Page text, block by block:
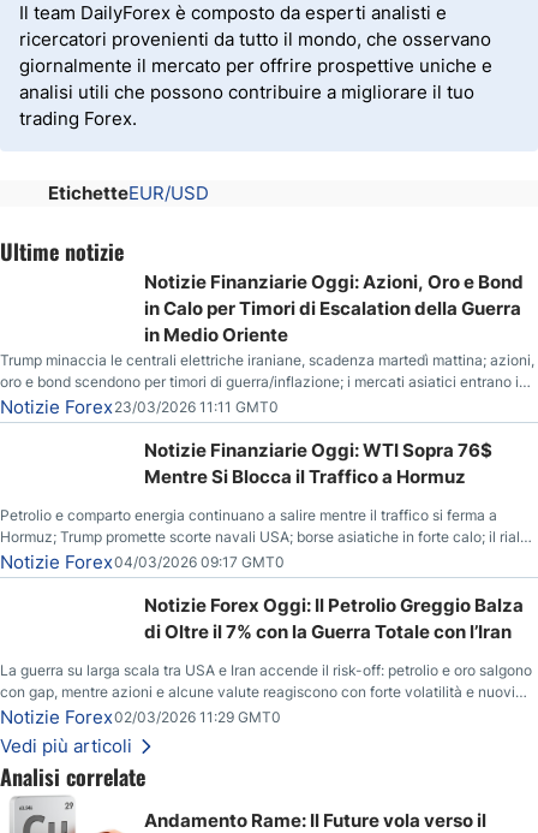
Il team DailyForex è composto da esperti analisti e
ricercatori provenienti da tutto il mondo, che osservano
giornalmente il mercato per offrire prospettive uniche e
analisi utili che possono contribuire a migliorare il tuo
trading Forex.
EtichetteEUR/USD
Ultime notizie
Notizie Finanziarie Oggi: Azioni, Oro e Bond
in Calo per Timori di Escalation della Guerra
in Medio Oriente
Trump minaccia le centrali elettriche iraniane, scadenza martedì mattina; azioni,
oro e bond scendono per timori di guerra/inflazione; i mercati asiatici entrano in
correzione; il petrolio greggio resta stabile.
Notizie Forex23/03/2026 11:11 GMT0
Notizie Finanziarie Oggi: WTI Sopra 76$
Mentre Si Blocca il Traffico a Hormuz
Petrolio e comparto energia continuano a salire mentre il traffico si ferma a
Hormuz; Trump promette scorte navali USA; borse asiatiche in forte calo; il rialzo
del gas naturale mette pressione all’euro.
Notizie Forex04/03/2026 09:17 GMT0
Notizie Forex Oggi: Il Petrolio Greggio Balza
di Oltre il 7% con la Guerra Totale con l’Iran
La guerra su larga scala tra USA e Iran accende il risk-off: petrolio e oro salgono
con gap, mentre azioni e alcune valute reagiscono con forte volatilità e nuovi
livelli da monitorare.
Notizie Forex02/03/2026 11:29 GMT0
Vedi più articoli
Analisi correlate
Andamento Rame: Il Future vola verso il